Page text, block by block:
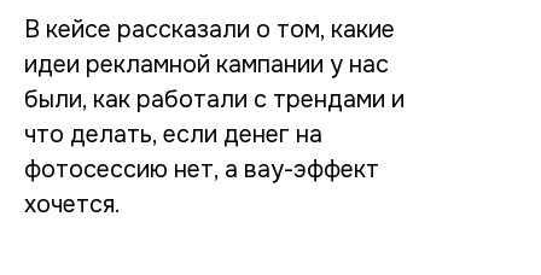
В кейсе рассказали о том, какие
идеи рекламной кампании у нас
были, как работали с трендами и
что делать, если денег на
фотосессию нет, а вау-эффект
хочется.